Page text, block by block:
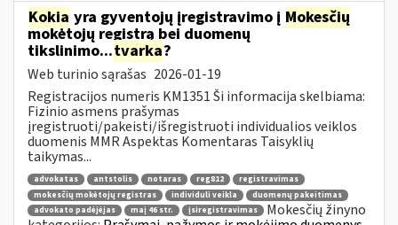
Kokia yra gyventojų įregistravimo į Mokesčių
mokėtojų registrą bei duomenų
tikslinimo...tvarka?
Web turinio sąrašas 2026-01-19
Registracijos numeris KM1351 Ši informacija skelbiama:
Fizinio asmens prašymas
įregistruoti/pakeisti/išregistruoti individualios veiklos
duomenis MMR Aspektas Komentaras Taisyklių
taikymas...
advokatas antstolis notaras reg812
registravimas
mokesčių mokėtojų registras
individuli veikla
duomenų pakeitimas
advokato padėjėjas
maį 46 str. įsiregistravimas
Mokesčių žinyno